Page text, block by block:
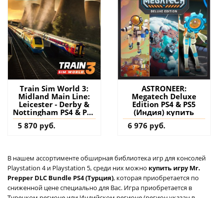
Train Sim World 3:
Midland Main Line:
Leicester - Derby &
Nottingham PS4 & PS5
(Турция) купить
дополнение на
5 870 руб.
ASTRONEER:
Megatech Deluxe
Edition PS4 & PS5
(Индия) купить
6 976 руб.
В нашем ассортименте обширная библиотека игр для консолей
Playstation 4 и Playstation 5, среди них можно купить игру Mr.
Prepper DLC Bundle PS4 (Турция), которая приобретается по
сниженной цене специально для Вас. Игра приобретается в